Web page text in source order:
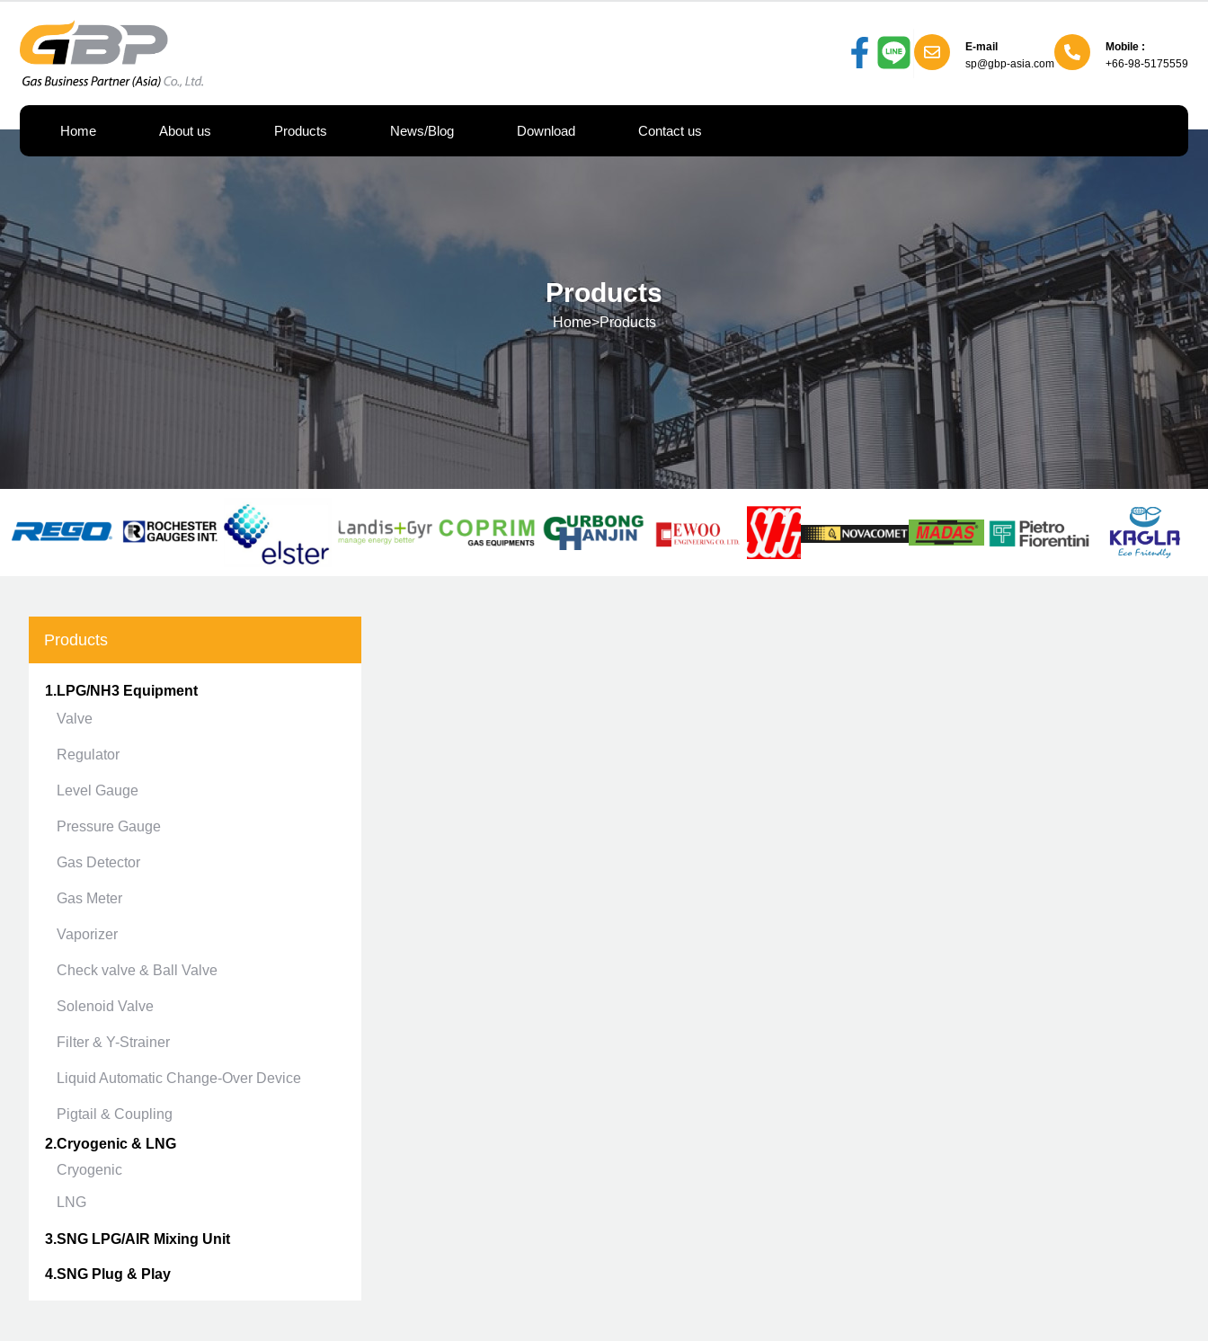
E-mail
sp@gbp-asia.com
Mobile :
+66-98-5175559
Home About us Products News/Blog Download Contact us
Products
Home>Products
Products
1.LPG/NH3 Equipment
Valve
Regulator
Level Gauge
Pressure Gauge
Gas Detector
Gas Meter
Vaporizer
Check valve & Ball Valve
Solenoid Valve
Filter & Y-Strainer
Liquid Automatic Change-Over Device
Pigtail & Coupling
2.Cryogenic & LNG
Cryogenic
LNG
3.SNG LPG/AIR Mixing Unit
4.SNG Plug & Play